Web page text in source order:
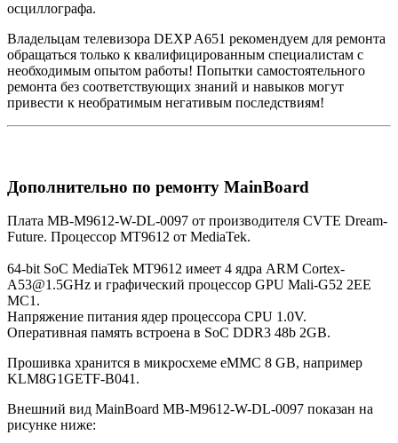
осциллографа.
Владельцам телевизора DEXP A651 рекомендуем для ремонта
обращаться только к квалифицированным специалистам с
необходимым опытом работы! Попытки самостоятельного
ремонта без соответствующих знаний и навыков могут
привести к необратимым негативым последствиям!
Дополнительно по ремонту MainBoard
Плата MB-M9612-W-DL-0097 от производителя CVTE Dream-
Future. Процессор MT9612 от MediaTek.
64-bit SoC MediaTek MT9612 имеет 4 ядра ARM Cortex-
A53@1.5GHz и графический процессор GPU Mali-G52 2EE
MC1.
Напряжение питания ядер процессора CPU 1.0V.
Оперативная память встроена в SoC DDR3 48b 2GB.
Прошивка хранится в микросхеме eMMC 8 GB, например
KLM8G1GETF-B041.
Внешний вид MainBoard MB-M9612-W-DL-0097 показан на
рисунке ниже: